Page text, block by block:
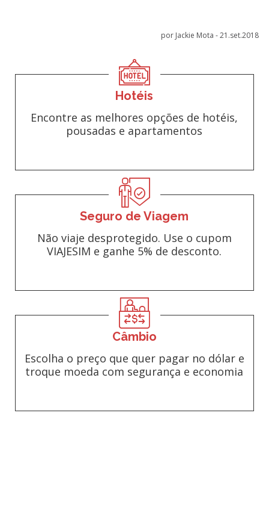
por Jackie Mota -21.set.2018
Hotéis
Encontre as melhores opções de hotéis,
pousadas e apartamentos
Seguro de Viagem
Não viaje desprotegido. Use o cupom
VIAJESIM e ganhe 5% de desconto.
Câmbio
Escolha o preço que quer pagar no dólar e
troque moeda com segurança e economia